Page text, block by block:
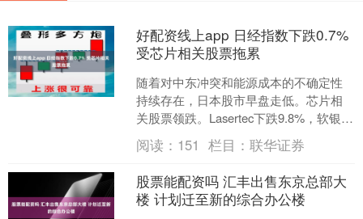
好配资线上app 日经指数下跌0.7%
受芯片相关股票拖累
随着对中东冲突和能源成本的不确定性
持续存在，日本股市早盘走低。芯片相
关股票领跌。Lasertec下跌9.8%，软银集
团下跌6.1%，Screen Holding....
阅读： 151 栏目：联华证券
股票能配资吗 汇丰出售东京总部大
楼 计划迁至新的综合办公楼